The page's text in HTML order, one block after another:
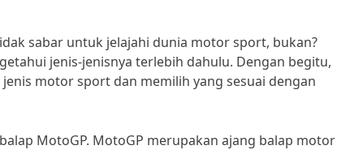
sabar untuk jelajahi dunia motor sport, bukan?
jenis-jenisnya terlebih dahulu. Dengan begitu,
motor sport dan memilih yang sesuai dengan
MotoGP. MotoGP merupakan ajang balap motor